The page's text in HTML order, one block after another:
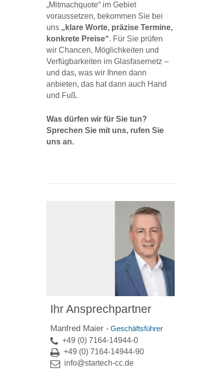
„Mitmachquote“ im Gebiet
voraussetzen, bekommen Sie bei
uns „klare Worte, präzise Termine,
konkrete Preise“. Für Sie prüfen
wir Chancen, Möglichkeiten und
Verfügbarkeiten im Glasfasernetz –
und das, was wir Ihnen dann
anbieten, das hat dann auch Hand
und Fuß.
Was dürfen wir für Sie tun?
Sprechen Sie mit uns, rufen Sie
uns an.
Ihr Ansprechpartner
Manfred Maier - Geschäftsführer
+49 (0) 7164-14944-0
+49 (0) 7164-14944-90
info@startech-cc.de